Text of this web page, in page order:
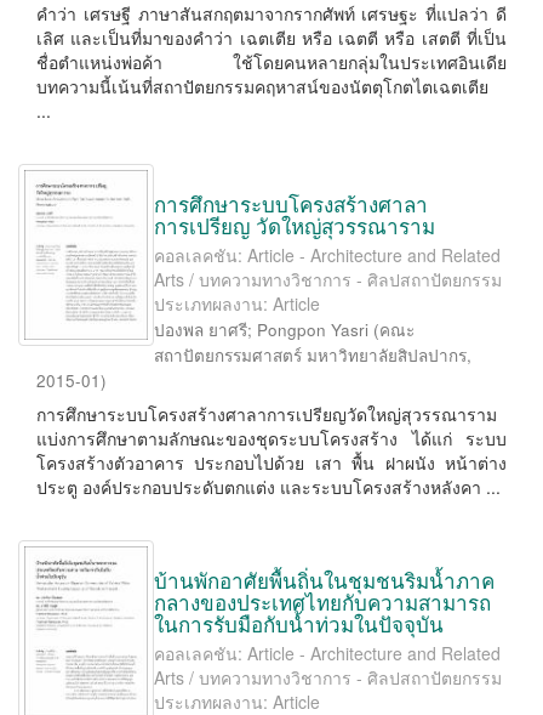
คำว่า เศรษฐี ภาษาสันสกฤตมาจากรากศัพท์ เศรษฐะ ที่แปลว่า ดี
เลิศ และเป็นที่มาของคำว่า เฉตเตีย หรือ เฉตตี หรือ เสตตี ที่เป็น
ชื่อตำแหน่งพ่อค้า ใช้โดยคนหลายกลุ่มในประเทศอินเดีย
บทความนี้เน้นที่สถาปัตยกรรมคฤหาสน์ของนัตตุโกตไตเฉตเตีย
...
การศึกษาระบบโครงสร้างศาลา
การเปรียญ วัดใหญ่สุวรรณาราม
คอลเลคชัน: Article - Architecture and Related
Arts / บทความทางวิชาการ - ศิลปสถาปัตยกรรม
ประเภทผลงาน: Article
ปองพล ยาศรี; Pongpon Yasri (คณะ
สถาปัตยกรรมศาสตร์ มหาวิทยาลัยสิปลปากร,
2015-01)
การศึกษาระบบโครงสร้างศาลาการเปรียญวัดใหญ่สุวรรณาราม
แบ่งการศึกษาตามลักษณะของชุดระบบโครงสร้าง ได้แก่ ระบบ
โครงสร้างตัวอาคาร ประกอบไปด้วย เสา พื้น ฝาผนัง หน้าต่าง
ประตู องค์ประกอบประดับตกแต่ง และระบบโครงสร้างหลังคา ...
บ้านพักอาศัยพื้นถิ่นในชุมชนริมน้ำภาค
กลางของประเทศไทยกับความสามารถ
ในการรับมือกับน้ำท่วมในปัจจุบัน
คอลเลคชัน: Article - Architecture and Related
Arts / บทความทางวิชาการ - ศิลปสถาปัตยกรรม
ประเภทผลงาน: Article